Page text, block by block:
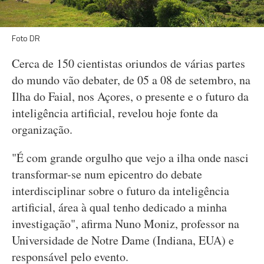
Foto DR
Cerca de 150 cientistas oriundos de várias partes
do mundo vão debater, de 05 a 08 de setembro, na
Ilha do Faial, nos Açores, o presente e o futuro da
inteligência artificial, revelou hoje fonte da
organização.
"É com grande orgulho que vejo a ilha onde nasci
transformar-se num epicentro do debate
interdisciplinar sobre o futuro da inteligência
artificial, área à qual tenho dedicado a minha
investigação", afirma Nuno Moniz, professor na
Universidade de Notre Dame (Indiana, EUA) e
responsável pelo evento.